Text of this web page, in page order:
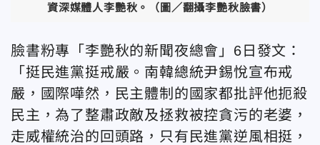
資深媒體人李艷秋。（圖／翻攝李艷秋臉書）
臉書粉專「李艷秋的新聞夜總會」6日發文：
「挺民進黨挺戒嚴。南韓總統尹錫悅宣布戒
嚴，國際嘩然，民主體制的國家都批評他扼殺
民主，為了整肅政敵及拯救被控貪污的老婆，
走威權統治的回頭路，只有民進黨逆風相挺，